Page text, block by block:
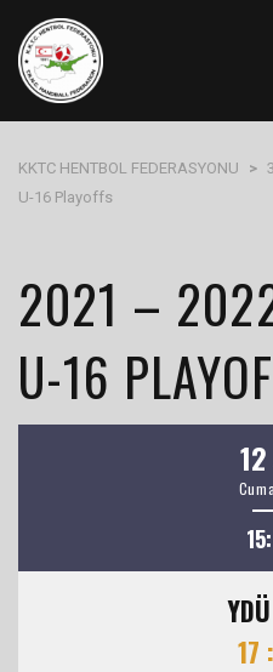
KKTC HENTBOL FEDERASYONU >
U-16 Playoffs
2021 –
U-16
12
17